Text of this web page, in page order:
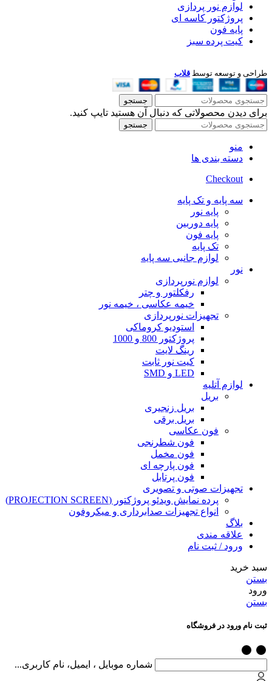
لوازم نور پردازی
پروژکتور کاسه ای
پایه فون
کیت پرده سبز
طراحی و توسعه توسط قلاب
جستجو
برای دیدن محصولاتی که دنبال آن هستید تایپ کنید.
جستجو
منو
دسته بندی ها
Checkout
سه پایه و تک پایه
پایه نور
پایه دوربین
پایه فون
تک پایه
لوازم جانبی سه پایه
نور
لوازم نورپردازی
رفکلتور و چتر
خیمه عکاسی ، خیمه نور
تجهیزات نورپردازی
استودیو کروماکی
پروژکتور 800 و 1000
رینگ لایت
کیت نور ثابت
LED و SMD
لوازم آتلیه
بریل
بریل زنجیری
بریل برقی
فون عکاسی
فون شطرنجی
فون مخمل
فون پارچه ای
فون پرتابل
تجهیزات صوتی و تصویری
پرده نمایش ویدئو پروژکتور (PROJECTION SCREEN)
انواع تجهیزات صدابرداری و میکروفون
بلاگ
علاقه مندی
ورود / ثبت نام
سبد خرید
بستن
ورود
بستن
ثبت نام ورود در فروشگاه
شماره موبایل ، ایمیل، نام کاربری...